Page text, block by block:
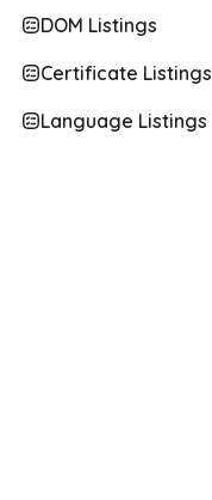
DOM Listings
Certificate Listings
Language Listings